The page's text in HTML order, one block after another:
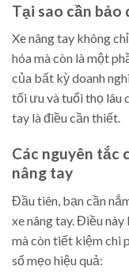
Tại sao cần bảo
Xe nâng tay không
hóa mà còn là một
của bất kỳ doanh
tối ưu và tuổi thọ lâu
tay là điều cần thiết.
Các nguyên tắc
nâng tay
Đầu tiên, bạn cần
xe nâng tay. Điều
mà còn tiết kiệm chi
số mẹo hiệu quả: